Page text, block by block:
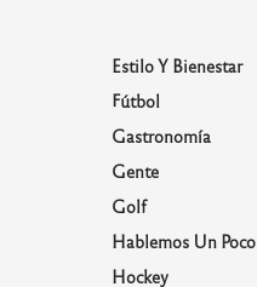
Estilo Y Bienestar
Fútbol
Gastronomía
Gente
Golf
Hablemos Un Poco
Hockey